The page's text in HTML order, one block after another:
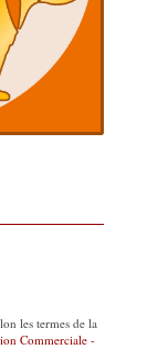
les termes de la
Commerciale -